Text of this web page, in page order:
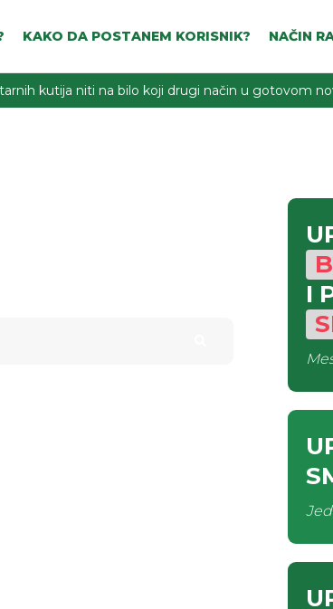
KAKO DA POSTANEM KORISNIK? NAČIN
kutija niti na bilo koji drugi način u gotovom
I